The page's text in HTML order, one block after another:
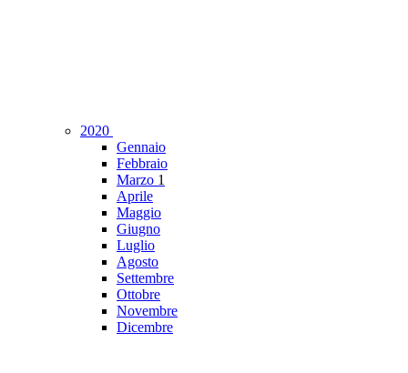
2020
Gennaio
Febbraio
Marzo 1
Aprile
Maggio
Giugno
Luglio
Agosto
Settembre
Ottobre
Novembre
Dicembre